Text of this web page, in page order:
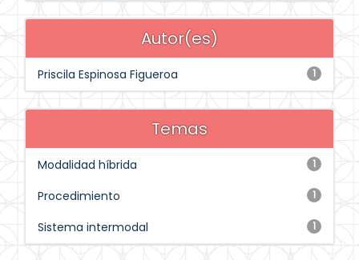
Autor(es)
1
Priscila Espinosa Figueroa
Temas
1
Modalidad híbrida
1
Procedimiento
1
Sistema intermodal